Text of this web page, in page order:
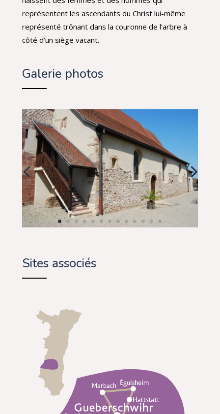
représentent les ascendants du Christ lui-même
représenté trônant dans la couronne de l’arbre à
côté d’un siège vacant.
Galerie photos
Sites associés